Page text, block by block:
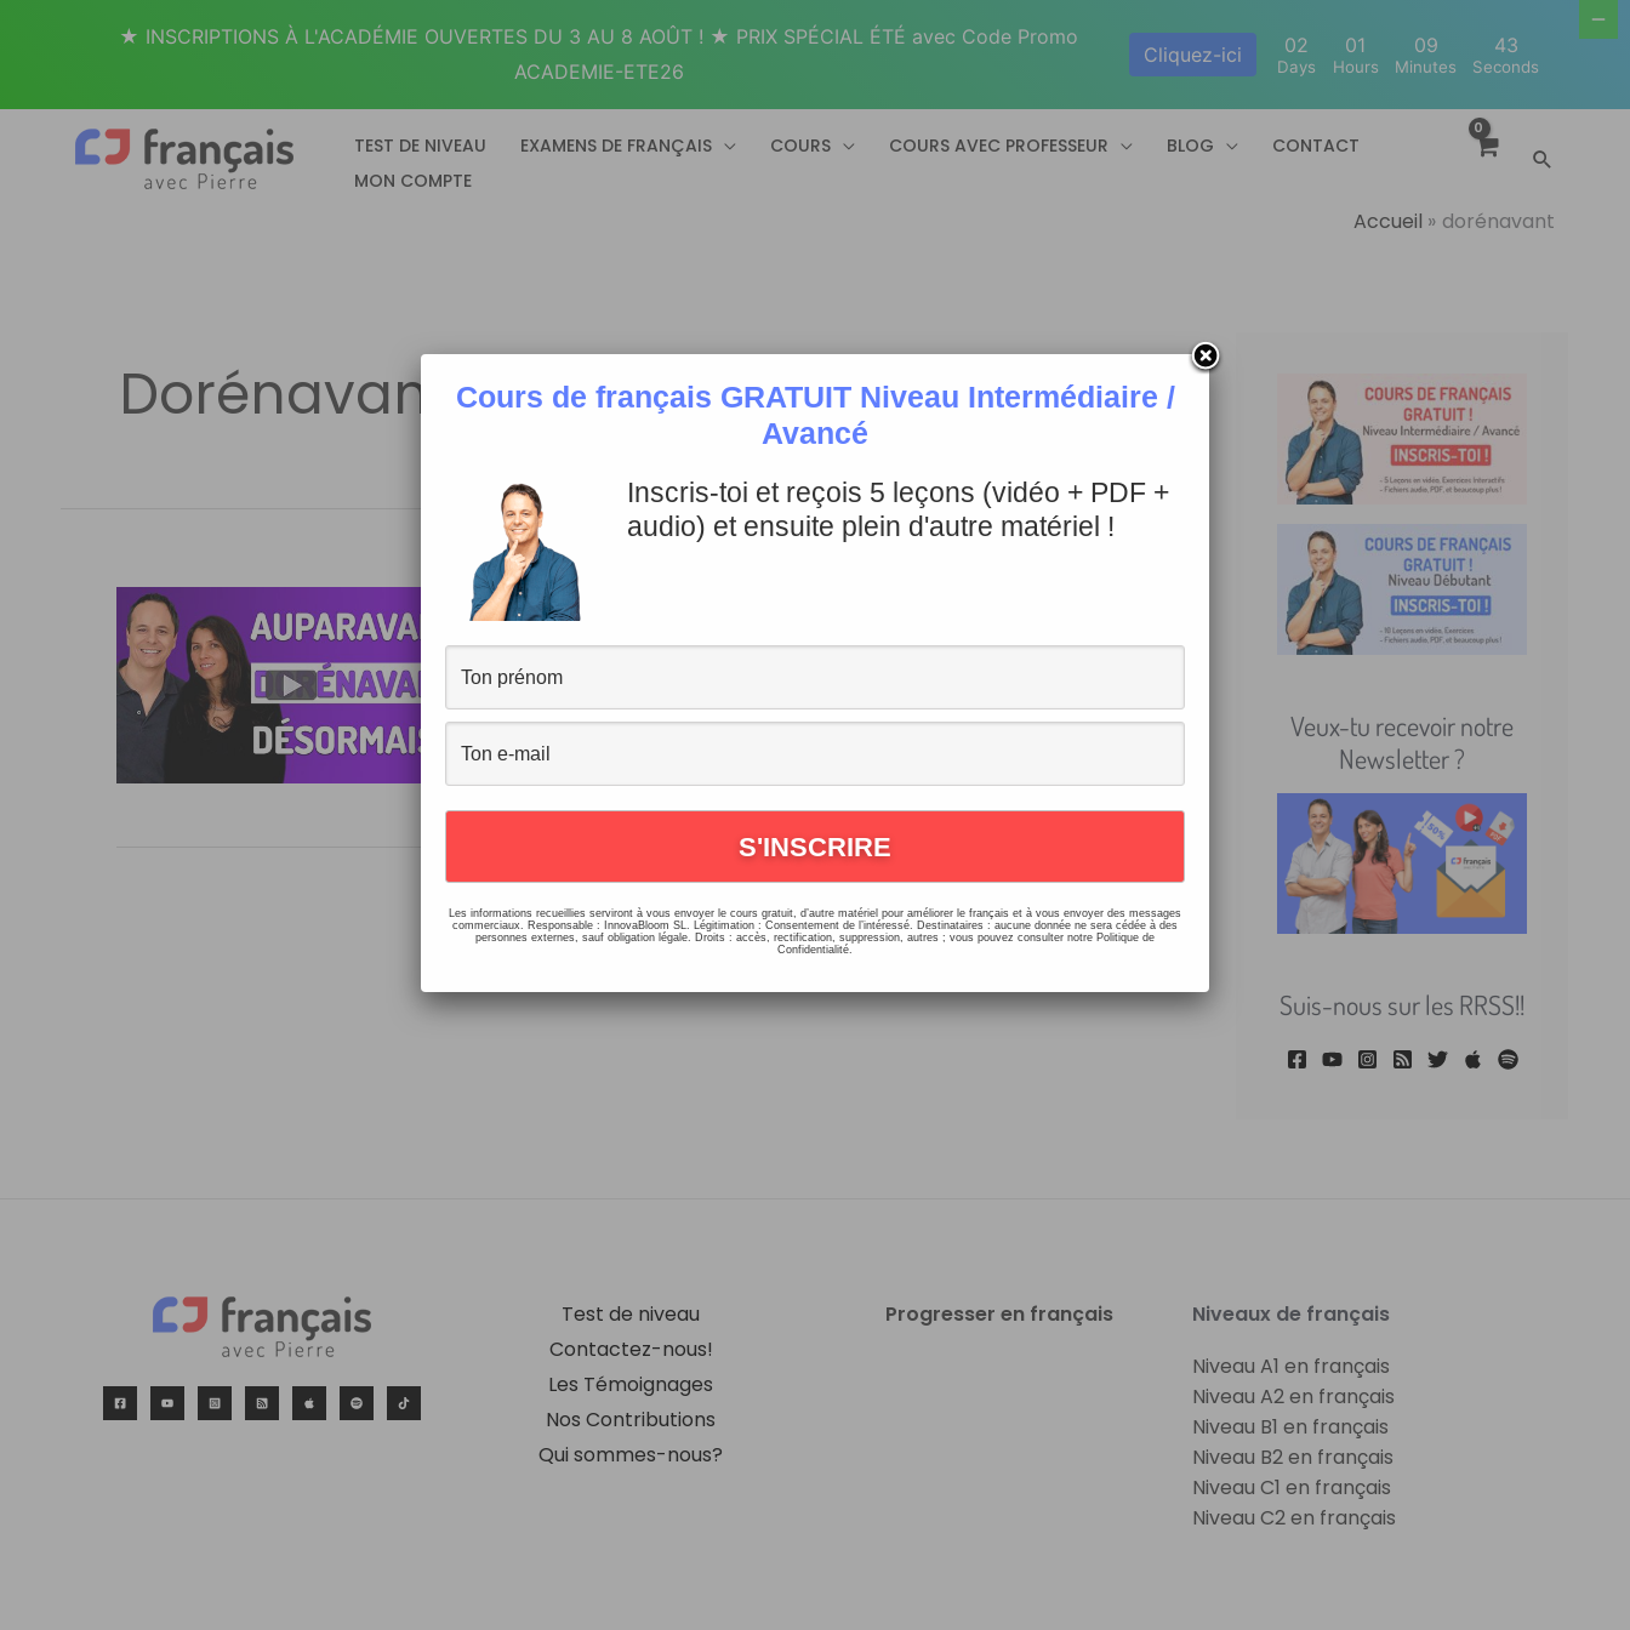
TEST DE NIVEAU EXAMENS DE FRANÇAIS COURS COURS AVEC PROFESSEUR BLOG
CONTACT
MON COMPTE
Accueil dorénavant
Dorénavant
Auparavant, Dorénavant, Désormais…
22 commentaires
Auparavant, Dorénavant, Désormais, à l’avenir… Dorénavant, vous ne
vous tromperez plus avec ces mots :-) Vous pouvez nous suivre sur
la page Facebook ; j’y […]
Veux-tu recevoir notre
Newsletter ?
Suis-nous sur les RRSS!!
Test de niveau
Contactez-nous!
Les Témoignages
Nos Contributions
Qui sommes-nous?
Progresser en français
Niveaux de français
Niveau A1 en français
Niveau A2 en français
Niveau B1 en français
Niveau B2 en français
Niveau C1 en français
Niveau C2 en français
Cours de français GRATUIT Niveau Intermédiaire /
Avancé
Inscris-toi et reçois 5 leçons (vidéo + PDF +
audio) et ensuite plein d'autre matériel !
Les informations recueillies serviront à vous envoyer le cours gratuit, d’autre matériel pour améliorer le français et à vous envoyer des messages
commerciaux. Responsable : InnovaBloom SL. Légitimation : Consentement de l’intéressé. Destinataires : aucune donnée ne sera cédée à des
personnes externes, sauf obligation légale. Droits : accès, rectification, suppression, autres ; vous pouvez consulter notre Politique de
Confidentialité.
★ INSCRIPTIONS À L'ACADÉMIE OUVERTES DU 3 AU 8 AOÛT ! ★ PRIX SPÉCIAL ÉTÉ avec Code Promo
ACADEMIE-ETE26
Cliquez-ici 02
Days
01
Hours
09
Minutes
43
Seconds